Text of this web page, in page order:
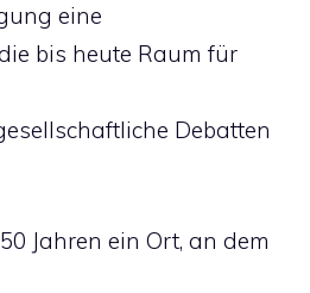
eine
bis heute Raum für
Debatten
Jahren ein Ort, an dem